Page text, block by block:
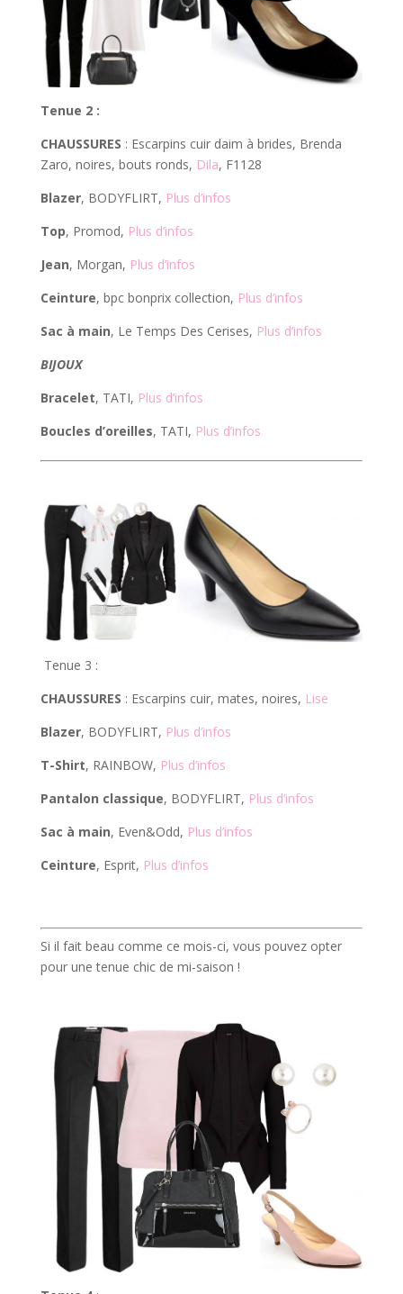
Tenue 2 :
CHAUSSURES : Escarpins cuir daim à brides, Brenda
Zaro, noires, bouts ronds, Dila, F1128
Blazer, BODYFLIRT, Plus d’infos
Top, Promod, Plus d’infos
Jean, Morgan, Plus d’infos
Ceinture, bpc bonprix collection, Plus d’infos
Sac à main, Le Temps Des Cerises, Plus d’infos
BIJOUX
Bracelet, TATI, Plus d’infos
Boucles d’oreilles, TATI, Plus d’infos
Tenue 3 :
CHAUSSURES : Escarpins cuir, mates, noires, Lise
Blazer, BODYFLIRT, Plus d’infos
T-Shirt, RAINBOW, Plus d’infos
Pantalon classique, BODYFLIRT, Plus d’infos
Sac à main, Even&Odd, Plus d’infos
Ceinture, Esprit, Plus d’infos
Si il fait beau comme ce mois-ci, vous pouvez opter
pour une tenue chic de mi-saison !